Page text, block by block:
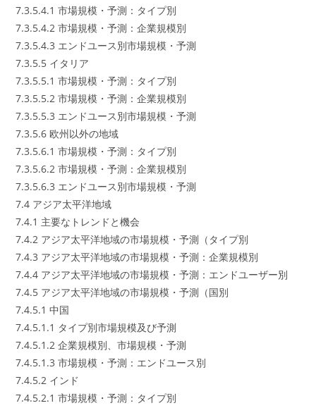
7.3.5.4.1 市場規模・予測：タイプ別
7.3.5.4.2 市場規模・予測：企業規模別
7.3.5.4.3 エンドユース別市場規模・予測
7.3.5.5 イタリア
7.3.5.5.1 市場規模・予測：タイプ別
7.3.5.5.2 市場規模・予測：企業規模別
7.3.5.5.3 エンドユース別市場規模・予測
7.3.5.6 欧州以外の地域
7.3.5.6.1 市場規模・予測：タイプ別
7.3.5.6.2 市場規模・予測：企業規模別
7.3.5.6.3 エンドユース別市場規模・予測
7.4 アジア太平洋地域
7.4.1 主要なトレンドと機会
7.4.2 アジア太平洋地域の市場規模・予測（タイプ別
7.4.3 アジア太平洋地域の市場規模・予測：企業規模別
7.4.4 アジア太平洋地域の市場規模・予測：エンドユーザー別
7.4.5 アジア太平洋地域の市場規模・予測（国別
7.4.5.1 中国
7.4.5.1.1 タイプ別市場規模及び予測
7.4.5.1.2 企業規模別、市場規模・予測
7.4.5.1.3 市場規模・予測：エンドユース別
7.4.5.2 インド
7.4.5.2.1 市場規模・予測：タイプ別